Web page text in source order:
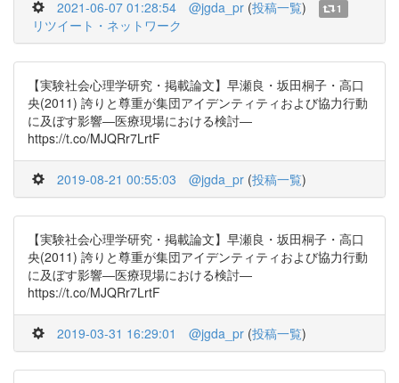
2021-06-07 01:28:54 @jgda_pr (投稿一覧) 1
リツイート・ネットワーク
【実験社会心理学研究・掲載論文】早瀬良・坂田桐子・高口
央(2011) 誇りと尊重が集団アイデンティティおよび協力行動
に及ぼす影響―医療現場における検討―
https://t.co/MJQRr7LrtF
2019-08-21 00:55:03 @jgda_pr (投稿一覧)
【実験社会心理学研究・掲載論文】早瀬良・坂田桐子・高口
央(2011) 誇りと尊重が集団アイデンティティおよび協力行動
に及ぼす影響―医療現場における検討―
https://t.co/MJQRr7LrtF
2019-03-31 16:29:01 @jgda_pr (投稿一覧)